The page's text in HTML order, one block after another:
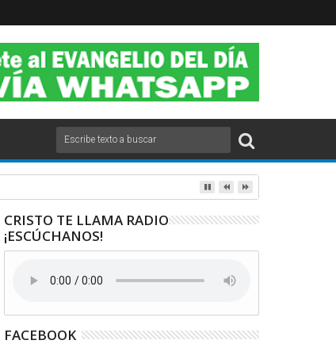
CRISTO TE LLAMA RADIO
¡ESCÚCHANOS!
FACEBOOK